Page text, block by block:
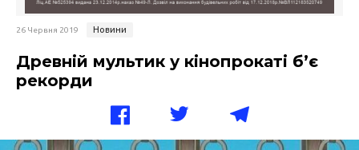
26 Червня 2019 Новини
Древній мультик у кінопрокаті б’є
рекорди